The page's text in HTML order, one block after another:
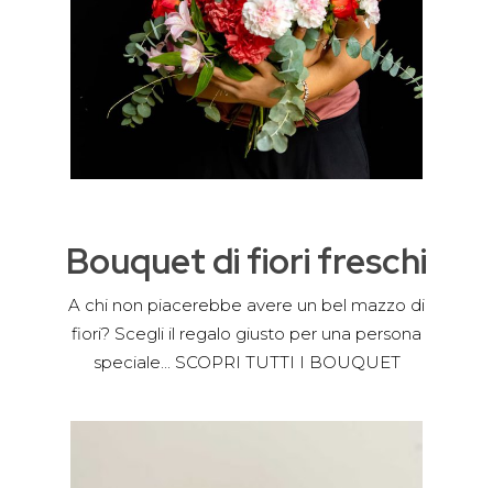
Bouquet di fiori freschi
A chi non piacerebbe avere un bel mazzo di
fiori? Scegli il regalo giusto per una persona
speciale... SCOPRI TUTTI I BOUQUET